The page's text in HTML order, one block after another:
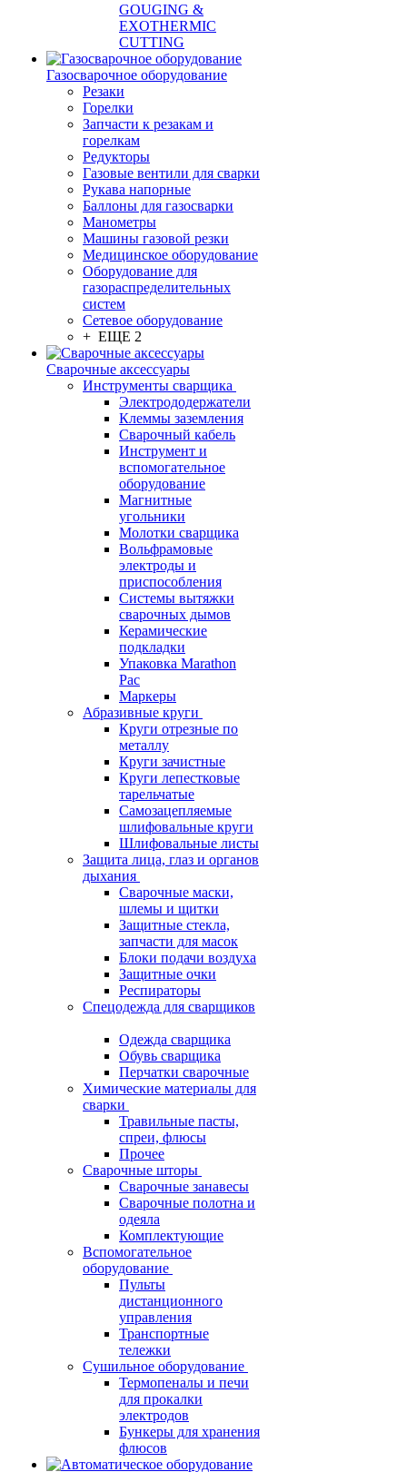
GOUGING &
EXOTHERMIC
CUTTING
Газосварочное оборудование
Резаки
Горелки
Запчасти к резакам и
горелкам
Редукторы
Газовые вентили для сварки
Рукава напорные
Баллоны для газосварки
Манометры
Машины газовой резки
Медицинское оборудование
Оборудование для
газораспределительных
систем
Сетевое оборудование
+ ЕЩЕ 2
Сварочные аксессуары
Инструменты сварщика
Электрододержатели
Клеммы заземления
Сварочный кабель
Инструмент и
вспомогательное
оборудование
Магнитные
угольники
Молотки сварщика
Вольфрамовые
электроды и
приспособления
Системы вытяжки
сварочных дымов
Керамические
подкладки
Упаковка Marathon
Pac
Маркеры
Абразивные круги
Круги отрезные по
металлу
Круги зачистные
Круги лепестковые
тарельчатые
Самозацепляемые
шлифовальные круги
Шлифовальные листы
Защита лица, глаз и органов
дыхания
Сварочные маски,
шлемы и щитки
Защитные стекла,
запчасти для масок
Блоки подачи воздуха
Защитные очки
Респираторы
Спецодежда для сварщиков
Одежда сварщика
Обувь сварщика
Перчатки сварочные
Химические материалы для
сварки
Травильные пасты,
спреи, флюсы
Прочее
Сварочные шторы
Сварочные занавесы
Сварочные полотна и
одеяла
Комплектующие
Вспомогательное
оборудование
Пульты
дистанционного
управления
Транспортные
тележки
Сушильное оборудование
Термопеналы и печи
для прокалки
электродов
Бункеры для хранения
флюсов